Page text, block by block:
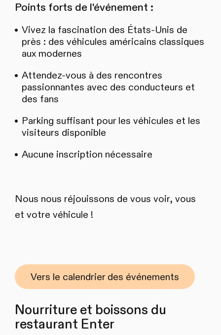
Points forts de l'événement :
Vivez la fascination des États-Unis de
près : des véhicules américains classiques
aux modernes
Attendez-vous à des rencontres
passionnantes avec des conducteurs et
des fans
Parking suffisant pour les véhicules et les
visiteurs disponible
Aucune inscription nécessaire
Nous nous réjouissons de vous voir, vous
et votre véhicule !
Vers le calendrier des événements
Nourriture et boissons du
restaurant Enter